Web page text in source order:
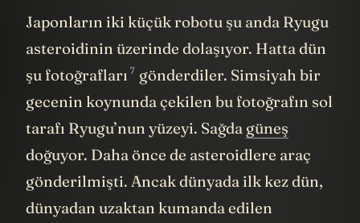
Japonların iki küçük robotu şu anda Ryugu
asteroidinin üzerinde dolaşıyor. Hatta dün
şu fotoğrafları 7 gönderdiler. Simsiyah bir
gecenin koynunda çekilen bu fotoğrafın sol
tarafı Ryugu’nun yüzeyi. Sağda güneş
doğuyor. Daha önce de asteroidlere araç
gönderilmişti. Ancak dünyada ilk kez dün,
dünyadan uzaktan kumanda edilen